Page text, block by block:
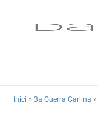
Inici » 3a Guerra Carlina »